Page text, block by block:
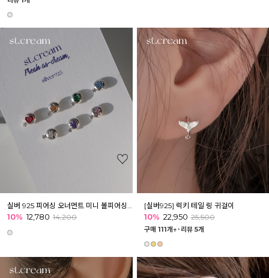
실버 925 피어싱 오너먼트 미니 볼피어싱 이너컨츠 귓볼
10% 12,780 14,200
[실버925] 럭키 테일 링 귀걸이
10% 22,950 25,500
구매 111개↑˙ 리뷰 5개